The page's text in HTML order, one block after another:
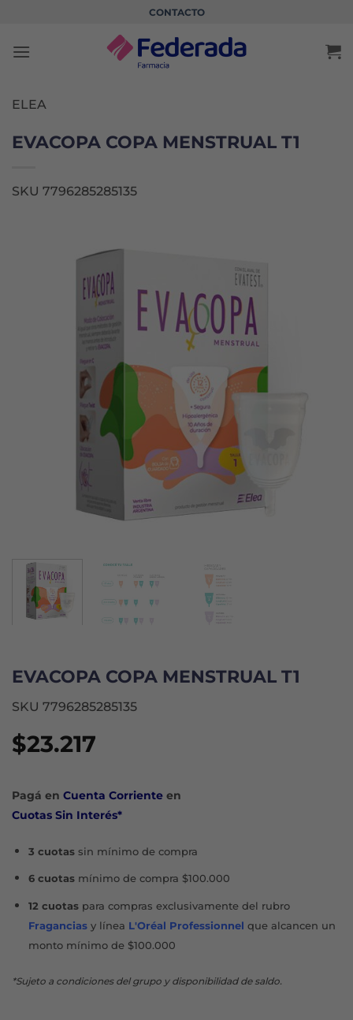
contenido
CONTACTO
ELEA
EVACOPA COPA MENSTRUAL T1
SKU 7796285285135
EVACOPA COPA MENSTRUAL T1
SKU 7796285285135
$23.217
Pagá en Cuenta Corriente en
Cuotas Sin Interés*
3 cuotassin mínimo de compra
6 cuotasmínimo de compra $100.000
12 cuotaspara compras exclusivamente del rubro
Fraganciasy línea L'Oréal Professionnel que alcancen un
monto mínimo de $100.000
*Sujeto a condiciones del grupo y disponibilidad de saldo.